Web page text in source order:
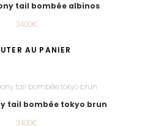
tail bombée albinos
34.00€
AU PANIER
tail bombée tokyo brun
34.00€